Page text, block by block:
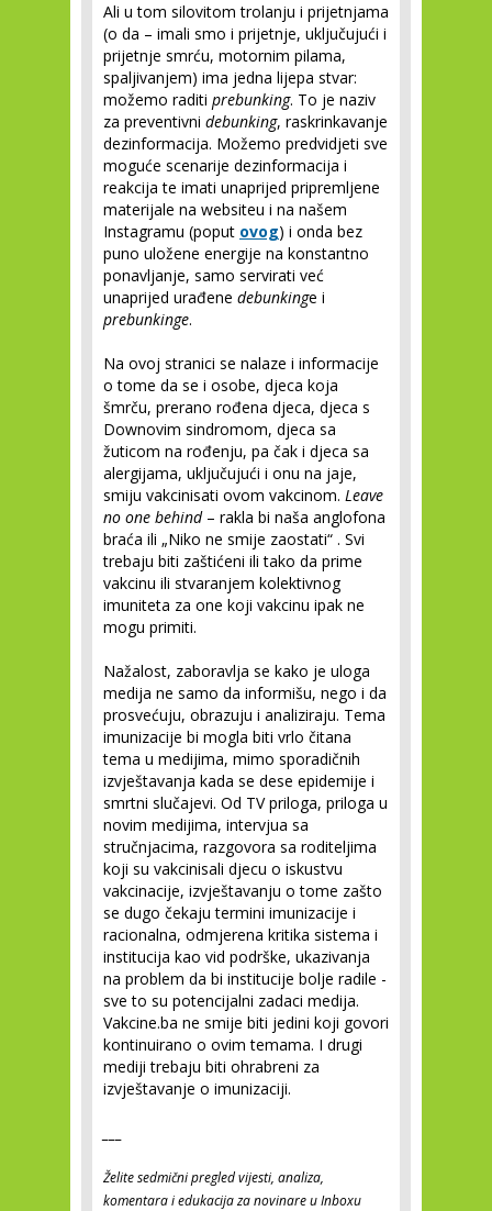
Ali u tom silovitom trolanju i prijetnjama
(o da – imali smo i prijetnje, uključujući i
prijetnje smrću, motornim pilama,
spaljivanjem) ima jedna lijepa stvar:
možemo raditi prebunking. To je naziv
za preventivni debunking, raskrinkavanje
dezinformacija. Možemo predvidjeti sve
moguće scenarije dezinformacija i
reakcija te imati unaprijed pripremljene
materijale na websiteu i na našem
Instagramu (poput ovog) i onda bez
puno uložene energije na konstantno
ponavljanje, samo servirati već
unaprijed urađene debunkinge i
prebunkinge.
Na ovoj stranici se nalaze i informacije
o tome da se i osobe, djeca koja
šmrču, prerano rođena djeca, djeca s
Downovim sindromom, djeca sa
žuticom na rođenju, pa čak i djeca sa
alergijama, uključujući i onu na jaje,
smiju vakcinisati ovom vakcinom. Leave
no one behind – rakla bi naša anglofona
braća ili „Niko ne smije zaostati“ . Svi
trebaju biti zaštićeni ili tako da prime
vakcinu ili stvaranjem kolektivnog
imuniteta za one koji vakcinu ipak ne
mogu primiti.
Nažalost, zaboravlja se kako je uloga
medija ne samo da informišu, nego i da
prosvećuju, obrazuju i analiziraju. Tema
imunizacije bi mogla biti vrlo čitana
tema u medijima, mimo sporadičnih
izvještavanja kada se dese epidemije i
smrtni slučajevi. Od TV priloga, priloga u
novim medijima, intervjua sa
stručnjacima, razgovora sa roditeljima
koji su vakcinisali djecu o iskustvu
vakcinacije, izvještavanju o tome zašto
se dugo čekaju termini imunizacije i
racionalna, odmjerena kritika sistema i
institucija kao vid podrške, ukazivanja
na problem da bi institucije bolje radile -
sve to su potencijalni zadaci medija.
Vakcine.ba ne smije biti jedini koji govori
kontinuirano o ovim temama. I drugi
mediji trebaju biti ohrabreni za
izvještavanje o imunizaciji.
Želite sedmični pregled vijesti, analiza,
komentara i edukacija za novinare u Inboxu